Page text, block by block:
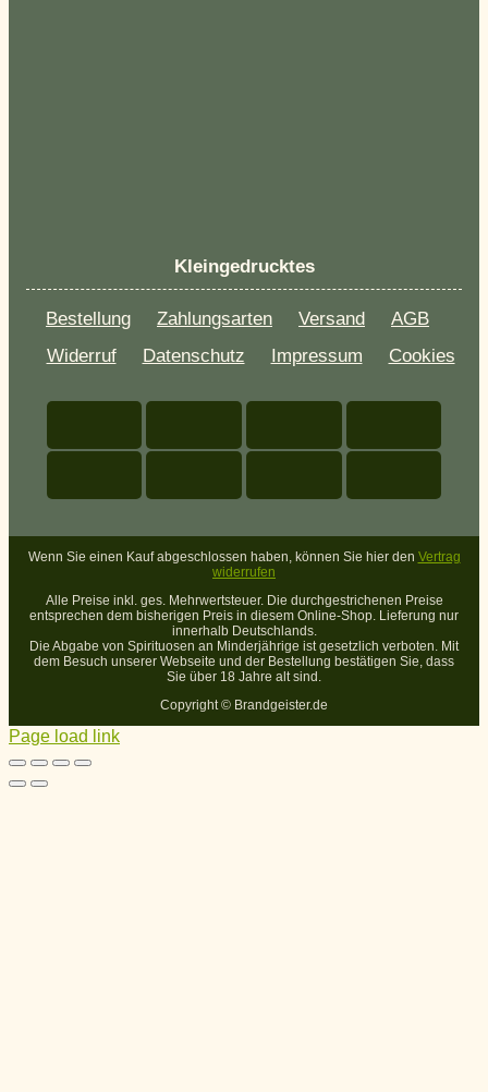
Kleingedrucktes
Bestellung Zahlungsarten Versand
AGB
Widerruf
Datenschutz Impressum Cookies
Wenn Sie einen Kauf abgeschlossen haben, können Sie hier den Vertrag
widerrufen
Alle Preise inkl. ges. Mehrwertsteuer. Die durchgestrichenen Preise
entsprechen dem bisherigen Preis in diesem Online-Shop. Lieferung nur
innerhalb Deutschlands.
Die Abgabe von Spirituosen an Minderjährige ist gesetzlich verboten. Mit
dem Besuch unserer Webseite und der Bestellung bestätigen Sie, dass
Sie über 18 Jahre alt sind.
Copyright © Brandgeister.de
Page load link